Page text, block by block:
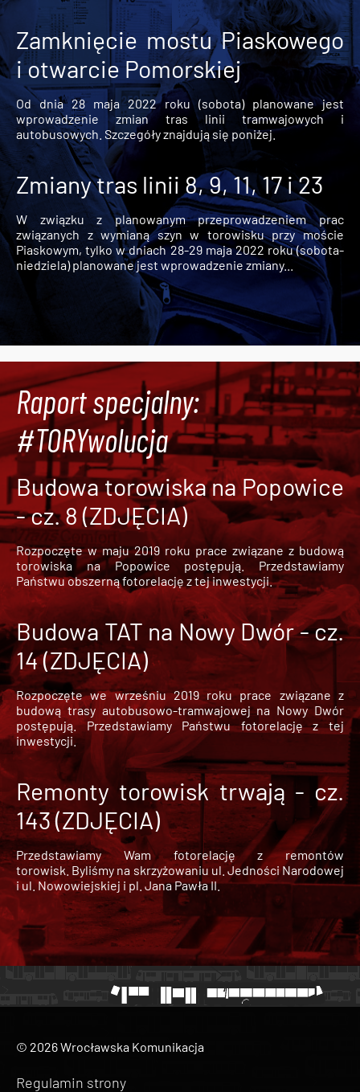
Zamknięcie mostu Piaskowego
i otwarcie Pomorskiej
Od dnia 28 maja 2022 roku (sobota) planowane jest
wprowadzenie zmian tras linii tramwajowych i
autobusowych. Szczegóły znajdują się poniżej.
Zmiany tras linii 8, 9, 11, 17 i 23
W związku z planowanym przeprowadzeniem prac
związanych z wymianą szyn w torowisku przy moście
Piaskowym, tylko w dniach 28-29 maja 2022 roku (sobota-
niedziela) planowane jest wprowadzenie zmiany...
Raport specjalny:
#TORYwolucja
Budowa torowiska na Popowice
- cz. 8 (ZDJĘCIA)
Rozpoczęte w maju 2019 roku prace związane z budową
torowiska na Popowice
postępują. Przedstawiamy
Państwu obszerną fotorelację z tej inwestycji.
Budowa TAT na Nowy Dwór - cz.
14 (ZDJĘCIA)
Rozpoczęte we wrześniu 2019 roku prace związane z
budową trasy autobusowo-tramwajowej na Nowy Dwór
postępują. Przedstawiamy Państwu fotorelację z tej
inwestycji.
Remonty torowisk trwają - cz.
143 (ZDJĘCIA)
Przedstawiamy Wam fotorelację z remontów
torowisk. Byliśmy na skrzyżowaniu ul. Jedności Narodowej
i ul. Nowowiejskiej i pl. Jana Pawła II.
© 2026 Wrocławska Komunikacja
Regulamin strony